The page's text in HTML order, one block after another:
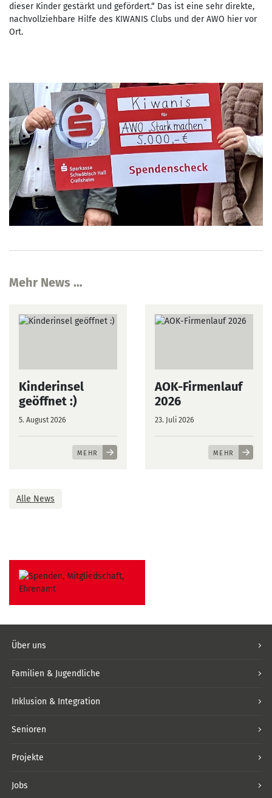
dieser Kinder gestärkt und gefördert.“ Das ist eine sehr direkte,
nachvollziehbare Hilfe des KIWANIS Clubs und der AWO hier vor
Ort.
Mehr News …
Kinderinsel
geöffnet :)
5. August 2026
MEHR
AOK-Firmenlauf
2026
23. Juli 2026
MEHR
Alle News
Über uns
Familien & Jugendliche
Inklusion & Integration
Senioren
Projekte
Jobs